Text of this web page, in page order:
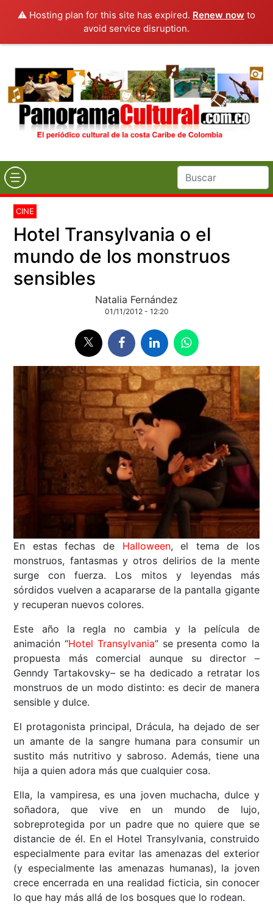
⚠️ Hosting plan for this site has expired. Renew now to
avoid service disruption.
CINE
Hotel Transylvania o el
mundo de los monstruos
sensibles
Natalia Fernández
01/11/2012 - 12:20
En estas fechas de Halloween, el tema de los
monstruos, fantasmas y otros delirios de la mente
surge con fuerza. Los mitos y leyendas más
sórdidos vuelven a acapararse de la pantalla gigante
y recuperan nuevos colores.
Este año la regla no cambia y la película de
animación “Hotel Transylvania” se presenta como la
propuesta más comercial aunque su director –
Genndy Tartakovsky– se ha dedicado a retratar los
monstruos de un modo distinto: es decir de manera
sensible y dulce.
El protagonista principal, Drácula, ha dejado de ser
un amante de la sangre humana para consumir un
sustito más nutritivo y sabroso. Además, tiene una
hija a quien adora más que cualquier cosa.
Ella, la vampiresa, es una joven muchacha, dulce y
soñadora, que vive en un mundo de lujo,
sobreprotegida por un padre que no quiere que se
distancie de él. En el Hotel Transylvania, construido
especialmente para evitar las amenazas del exterior
(y especialmente las amenazas humanas), la joven
crece encerrada en una realidad ficticia, sin conocer
lo que hay más allá de los bosques que lo rodean.